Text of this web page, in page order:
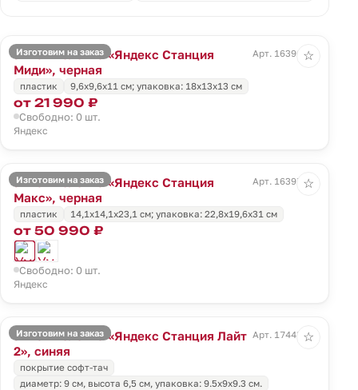
Изготовим на заказ
Умная колонка «Яндекс Станция
Миди», черная
Арт. 16396.30
пластик 9,6x9,6x11 см; упаковка: 18x13x13 см
от 21 990 ₽
Свободно: 0 шт.
Яндекс
☆
Изготовим на заказ
Умная колонка «Яндекс Станция
Макс», черная
Арт. 16397.30
пластик 14,1x14,1x23,1 см; упаковка: 22,8x19,6x31 см
от 50 990 ₽
Свободно: 0 шт.
Яндекс
☆
Изготовим на заказ
Умная колонка «Яндекс Станция Лайт
2», синяя
Арт. 17443.44
покрытие софт-тач
диаметр: 9 см, высота 6,5 см, упаковка: 9.5x9x9.3 см.
☆